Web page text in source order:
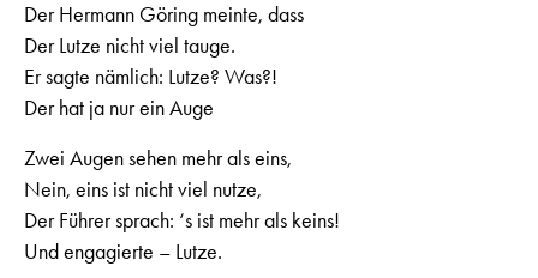
Der Hermann Göring meinte, dass
Der Lutze nicht viel tauge.
Er sagte nämlich: Lutze? Was?!
Der hat ja nur ein Auge
Zwei Augen sehen mehr als eins,
Nein, eins ist nicht viel nutze,
Der Führer sprach: ‘s ist mehr als keins!
Und engagierte – Lutze.